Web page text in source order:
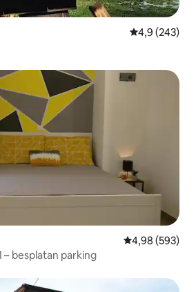
Prosječna
4,9 (243)
s oznakom „Odabrali gosti”
Prosječna
4,98 (593)
– besplatan parking